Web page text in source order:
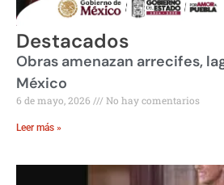
Destacados
Obras amenazan arrecifes,
México
6 de mayo, 2026 No hay comentarios
Leer más »